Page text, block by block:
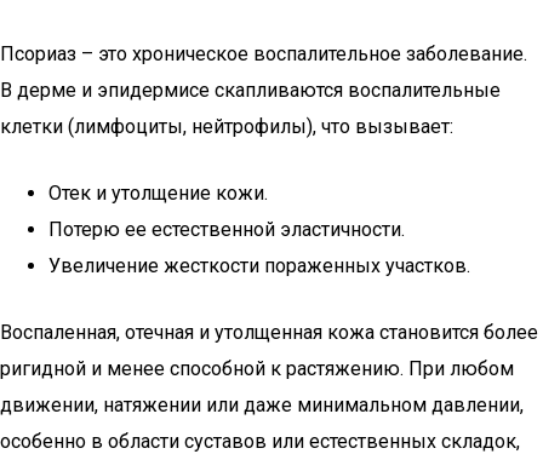
Псориаз – это хроническое воспалительное заболевание.
В дерме и эпидермисе скапливаются воспалительные
клетки (лимфоциты, нейтрофилы), что вызывает:
Отек и утолщение кожи.
Потерю ее естественной эластичности.
Увеличение жесткости пораженных участков.
Воспаленная, отечная и утолщенная кожа становится более
ригидной и менее способной к растяжению. При любом
движении, натяжении или даже минимальном давлении,
особенно в области суставов или естественных складок,